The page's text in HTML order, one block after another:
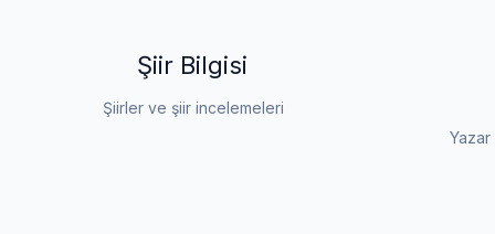
Şiir Bilgisi
Şiirler ve şiir incelemeleri